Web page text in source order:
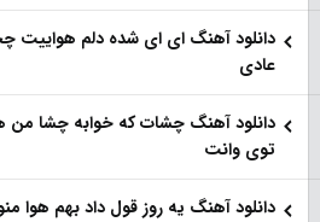
دانلود آهنگ ای ای شده دلم هواییت
عادی
دانلود آهنگ چشات که خوابه چشا من
توی وانت
دانلود آهنگ یه روز قول داد بهم هوا